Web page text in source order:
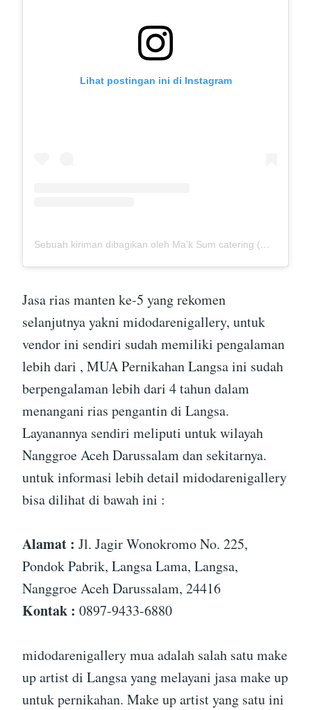
Lihat postingan ini di Instagram
Sebuah kiriman dibagikan oleh Ma'k Sum catering (@mak_sumcatering)
Jasa rias manten ke-5 yang rekomen
selanjutnya yakni midodarenigallery, untuk
vendor ini sendiri sudah memiliki pengalaman
lebih dari , MUA Pernikahan Langsa ini sudah
berpengalaman lebih dari 4 tahun dalam
menangani rias pengantin di Langsa.
Layanannya sendiri meliputi untuk wilayah
Nanggroe Aceh Darussalam dan sekitarnya.
untuk informasi lebih detail midodarenigallery
bisa dilihat di bawah ini :
Alamat : Jl. Jagir Wonokromo No. 225,
Pondok Pabrik, Langsa Lama, Langsa,
Nanggroe Aceh Darussalam, 24416
Kontak : 0897-9433-6880
midodarenigallery mua adalah salah satu make
up artist di Langsa yang melayani jasa make up
untuk pernikahan. Make up artist yang satu ini